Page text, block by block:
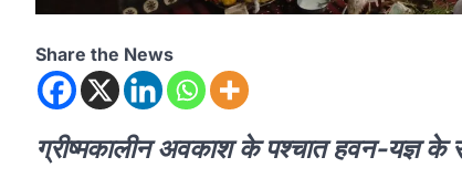
Share the News
ग्रीष्मकालीन अवकाश के पश्चात हवन-यज्ञ के